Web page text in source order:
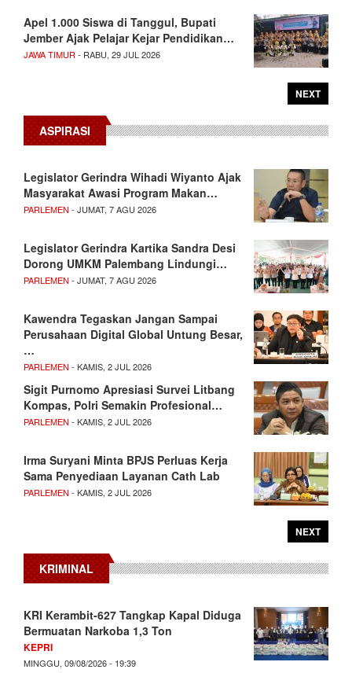
Apel 1.000 Siswa di Tanggul, Bupati
Jember Ajak Pelajar Kejar Pendidikan…
JAWA TIMUR - RABU, 29 JUL 2026
NEXT
ASPIRASI
Legislator Gerindra Wihadi Wiyanto Ajak
Masyarakat Awasi Program Makan…
PARLEMEN - JUMAT, 7 AGU 2026
Legislator Gerindra Kartika Sandra Desi
Dorong UMKM Palembang Lindungi…
PARLEMEN - JUMAT, 7 AGU 2026
Kawendra Tegaskan Jangan Sampai
Perusahaan Digital Global Untung Besar,
…
PARLEMEN - KAMIS, 2 JUL 2026
Sigit Purnomo Apresiasi Survei Litbang
Kompas, Polri Semakin Profesional…
PARLEMEN - KAMIS, 2 JUL 2026
Irma Suryani Minta BPJS Perluas Kerja
Sama Penyediaan Layanan Cath Lab
PARLEMEN - KAMIS, 2 JUL 2026
NEXT
KRIMINAL
KRI Kerambit-627 Tangkap Kapal Diduga
Bermuatan Narkoba 1,3 Ton
KEPRI
MINGGU, 09/08/2026 - 19:39